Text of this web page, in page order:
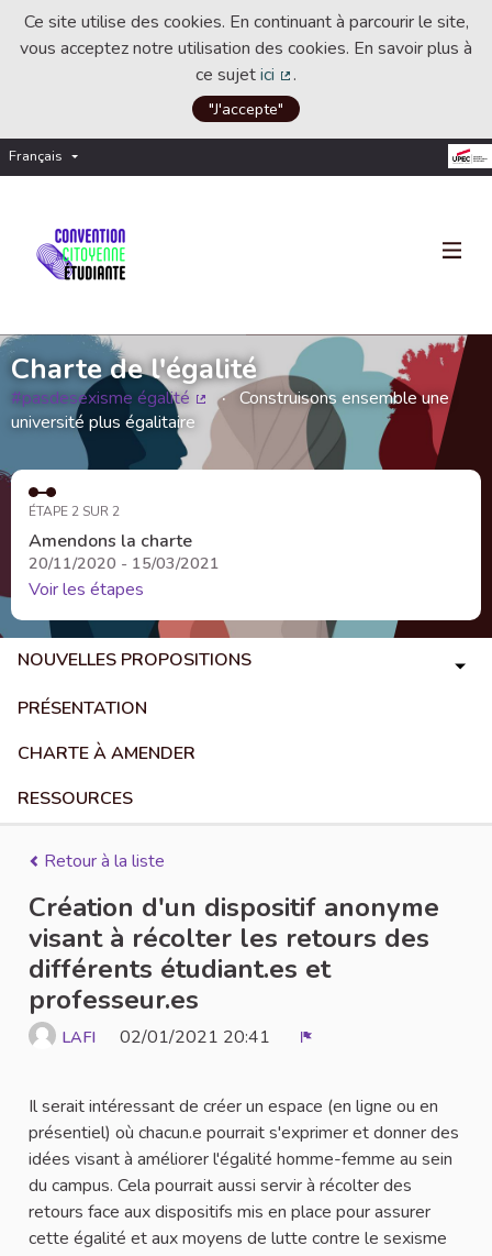
Ce site utilise des cookies. En continuant à parcourir le site,
vous acceptez notre utilisation des cookies. En savoir plus à
ce sujetici
(Lien externe)
.
"J'accepte"
Français Choisir la langue
Charte de l'égalité
#pasdesexisme égalité
(Lien externe)
Construisons ensemble une
université plus égalitaire
ÉTAPE 2 SUR 2
Amendons la charte
20/11/2020 - 15/03/2021
Voir les étapes
NOUVELLES PROPOSITIONS
PRÉSENTATION
CHARTE À AMENDER
RESSOURCES
Retour à la liste
Création d'un dispositif anonyme
visant à récolter les retours des
différents étudiant.es et
professeur.es
LAFI 02/01/2021 20:41
Il serait intéressant de créer un espace (en ligne ou en
présentiel) où chacun.e pourrait s'exprimer et donner des
idées visant à améliorer l'égalité homme-femme au sein
du campus. Cela pourrait aussi servir à récolter des
retours face aux dispositifs mis en place pour assurer
cette égalité et aux moyens de lutte contre le sexisme